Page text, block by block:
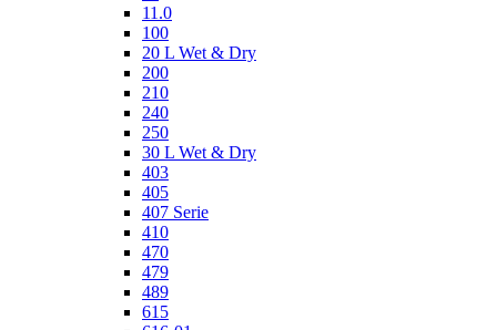
11.0
100
20 L Wet & Dry
200
210
240
250
30 L Wet & Dry
403
405
407 Serie
410
470
479
489
615